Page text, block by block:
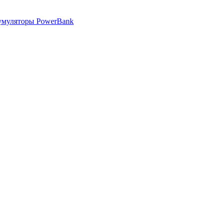
PowerBank